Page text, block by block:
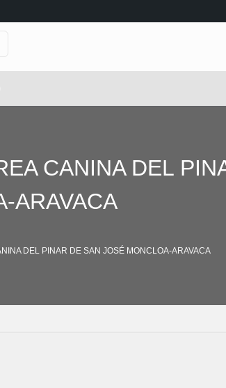
CANINA DEL
ARAVACA
DEL PINAR DE SAN JOSÉ MONCLOA-ARAVACA